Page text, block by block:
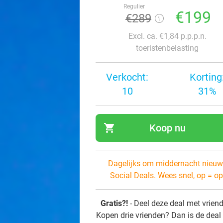
Regulier
€289 €199
Excl. ca. €1,84 p.p.p.n.
toeristenbelasting
Verkocht:
10
31%
shopping_cart Koop nu
Dagelijks om middernacht
Social Deals. Wees snel, op =
Gratis?! - Deel deze deal met
Kopen drie vrienden? Dan is de